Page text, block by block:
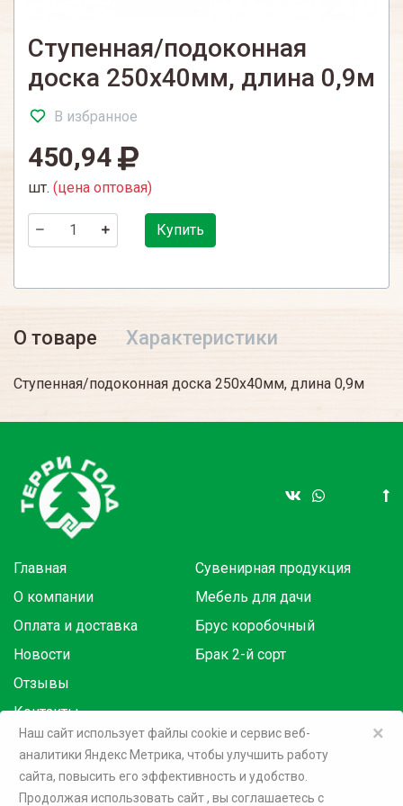
Ступенная/подоконная
доска 250х40мм, длина 0,9м
В избранное
450,94
шт. (цена оптовая)
Купить
О товаре Характеристики
Ступенная/подоконная доска 250х40мм, длина 0,9м
Главная
О компании
Оплата и доставка
Новости
Отзывы
Контакты
Сувенирная продукция
Мебель для дачи
Брус коробочный
Брак 2-й сорт
Товары в розницу на маркетплейсах:
×
Наш сайт использует файлы cookie и сервис веб-
аналитики Яндекс Метрика, чтобы улучшить работу
сайта, повысить его эффективность и удобство.
Продолжая использовать сайт, вы соглашаетесь c